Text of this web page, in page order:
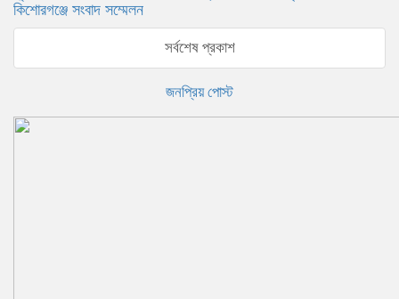
কিশোরগঞ্জে সংবাদ সম্মেলন
সর্বশেষ প্রকাশ
জনপ্রিয় পোস্ট